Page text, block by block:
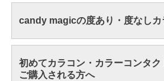
candy magicの度あり・度なしカ
初めてカラコン・カラーコンタク
ご購入される方へ